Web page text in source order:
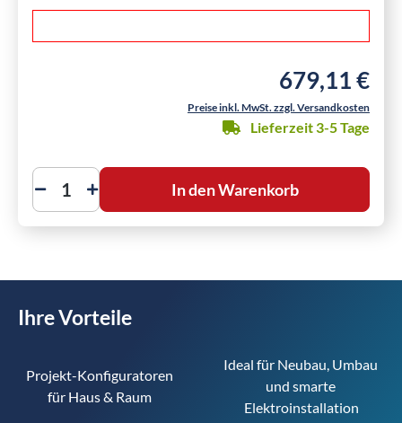
Regulärer Preis:
679,11 €
Preise inkl. MwSt. zzgl. Versandkosten
Lieferzeit 3-5 Tage
In den Warenkorb
Ihre Vorteile
Projekt-Konfiguratoren
für Haus & Raum
Ideal für Neubau, Umbau
und smarte
Elektroinstallation